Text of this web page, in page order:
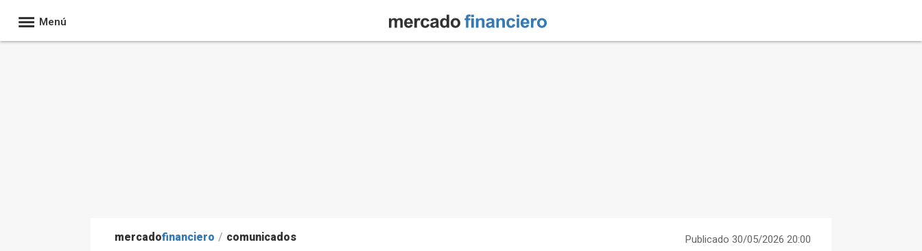
Menú
mercadofinanciero / comunicados Publicado 30/05/2026 20:00